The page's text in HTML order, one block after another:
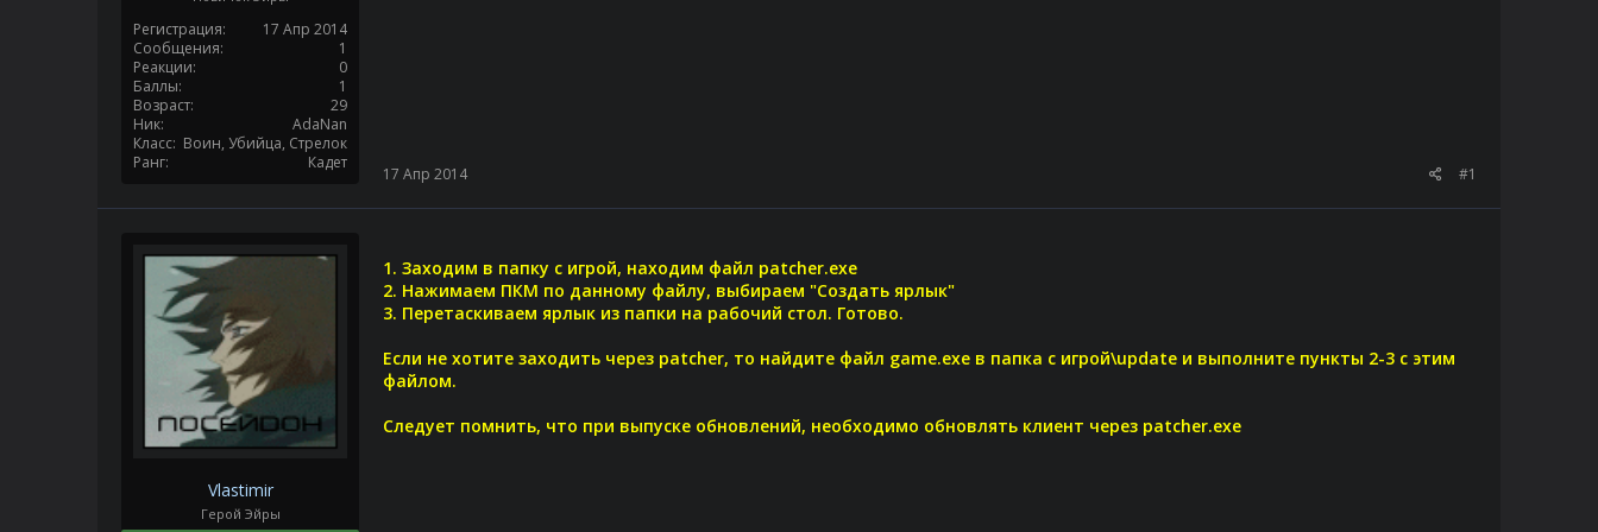
Регистрация
17 Апр 2014
Сообщения
1
Реакции
0
Баллы
1
Возраст
29
Ник
AdaNan
Класс Воин, Убийца, Стрелок
Ранг
Кадет
17 Апр 2014 #1
Vlastimir
Герой Эйры
1. Заходим в папку с игрой, находим файл patcher.exe
2. Нажимаем ПКМ по данному файлу, выбираем "Создать ярлык"
3. Перетаскиваем ярлык из папки на рабочий стол. Готово.
Если не хотите заходить через patcher, то найдите файл game.exe в папка с игрой\update и выполните пункты 2-3 с этим
файлом.
Следует помнить, что при выпуске обновлений, необходимо обновлять клиент через patcher.exe